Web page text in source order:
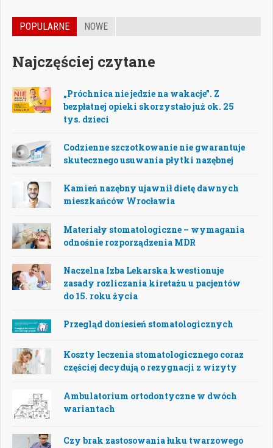
POPULARNE NOWE
Najczęściej czytane
„Próchnica nie jedzie na wakacje”. Z
bezpłatnej opieki skorzystało już ok. 25
tys. dzieci
Codzienne szczotkowanie nie gwarantuje
skutecznego usuwania płytki nazębnej
Kamień nazębny ujawnił dietę dawnych
mieszkańców Wrocławia
Materiały stomatologiczne – wymagania
odnośnie rozporządzenia MDR
Naczelna Izba Lekarska kwestionuje
zasady rozliczania kiretażu u pacjentów
do 15. roku życia
Przegląd doniesień stomatologicznych
Koszty leczenia stomatologicznego coraz
częściej decydują o rezygnacji z wizyty
Ambulatorium ortodontyczne w dwóch
wariantach
Czy brak zastosowania łuku twarzowego